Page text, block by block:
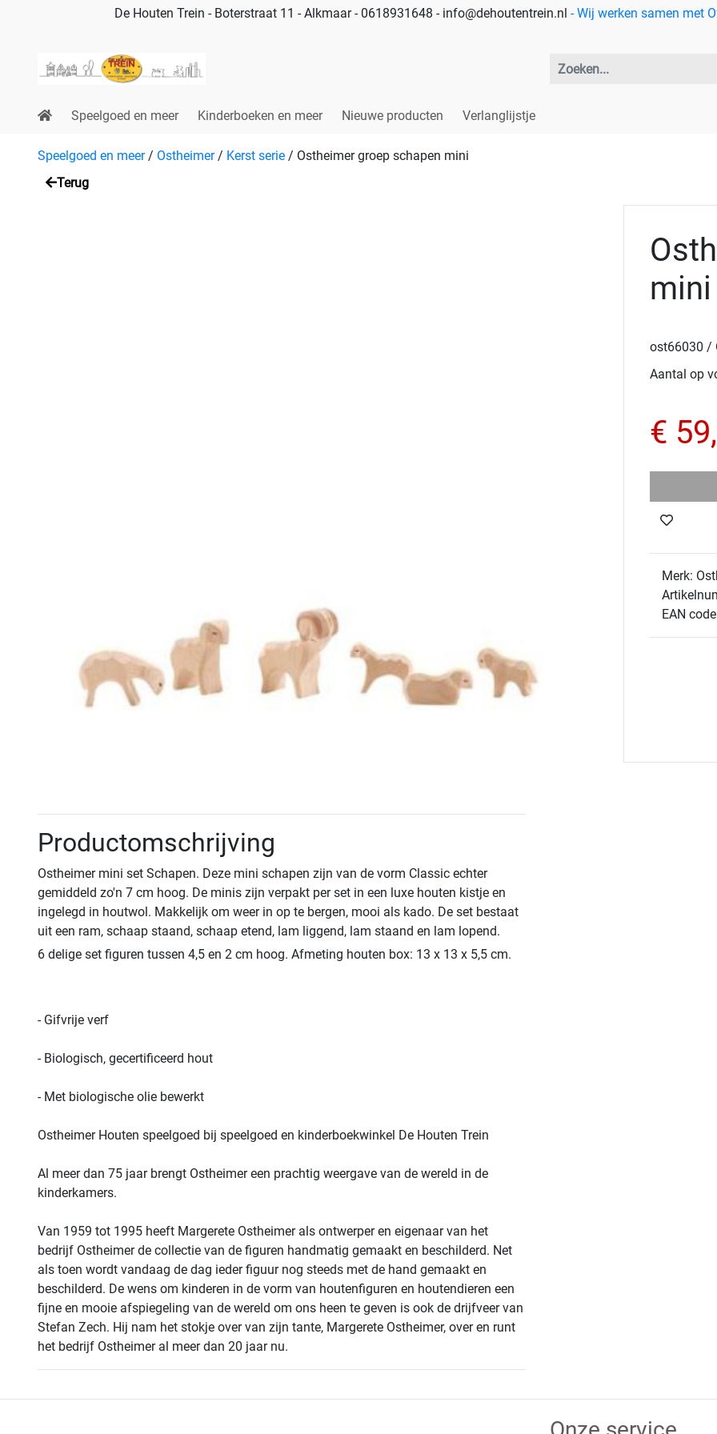
De Houten Trein - Boterstraat 11 - Alkmaar - 0618931648 - info@dehoutentrein.nl - Wij werken samen met
Speelgoed en meer Kinderboeken en meer Nieuwe producten Verlanglijstje
Speelgoed en meer / Ostheimer / Kerst serie / Ostheimer groep schapen mini
Terug
mini
ost66030 /
Aantal op
€
Merk:
EAN
Productomschrijving
Ostheimer mini set Schapen. Deze mini schapen zijn van de vorm Classic echter
gemiddeld zo'n 7 cm hoog. De minis zijn verpakt per set in een luxe houten kistje en
ingelegd in houtwol. Makkelijk om weer in op te bergen, mooi als kado. De set bestaat
uit een ram, schaap staand, schaap etend, lam liggend, lam staand en lam lopend.
6 delige set figuren tussen 4,5 en 2 cm hoog. Afmeting houten box: 13 x 13 x 5,5 cm.
- Gifvrije verf
- Biologisch, gecertificeerd hout
- Met biologische olie bewerkt
Ostheimer Houten speelgoed bij speelgoed en kinderboekwinkel De Houten Trein
Al meer dan 75 jaar brengt Ostheimer een prachtig weergave van de wereld in de
kinderkamers.
Van 1959 tot 1995 heeft Margerete Ostheimer als ontwerper en eigenaar van het
bedrijf Ostheimer de collectie van de figuren handmatig gemaakt en beschilderd. Net
als toen wordt vandaag de dag ieder figuur nog steeds met de hand gemaakt en
beschilderd. De wens om kinderen in de vorm van houtenfiguren en houtendieren een
fijne en mooie afspiegeling van de wereld om ons heen te geven is ook de drijfveer van
Stefan Zech. Hij nam het stokje over van zijn tante, Margerete Ostheimer, over en runt
het bedrijf Ostheimer al meer dan 20 jaar nu.